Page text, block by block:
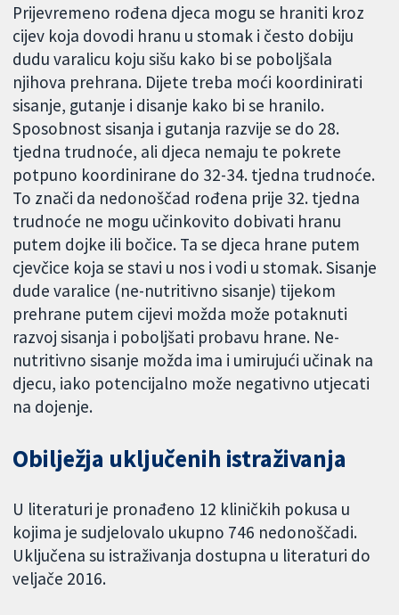
Prijevremeno rođena djeca mogu se hraniti kroz
cijev koja dovodi hranu u stomak i često dobiju
dudu varalicu koju sišu kako bi se poboljšala
njihova prehrana. Dijete treba moći koordinirati
sisanje, gutanje i disanje kako bi se hranilo.
Sposobnost sisanja i gutanja razvije se do 28.
tjedna trudnoće, ali djeca nemaju te pokrete
potpuno koordinirane do 32-34. tjedna trudnoće.
To znači da nedonoščad rođena prije 32. tjedna
trudnoće ne mogu učinkovito dobivati hranu
putem dojke ili bočice. Ta se djeca hrane putem
cjevčice koja se stavi u nos i vodi u stomak. Sisanje
dude varalice (ne-nutritivno sisanje) tijekom
prehrane putem cijevi možda može potaknuti
razvoj sisanja i poboljšati probavu hrane. Ne-
nutritivno sisanje možda ima i umirujući učinak na
djecu, iako potencijalno može negativno utjecati
na dojenje.
Obilježja uključenih istraživanja
U literaturi je pronađeno 12 kliničkih pokusa u
kojima je sudjelovalo ukupno 746 nedonoščadi.
Uključena su istraživanja dostupna u literaturi do
veljače 2016.